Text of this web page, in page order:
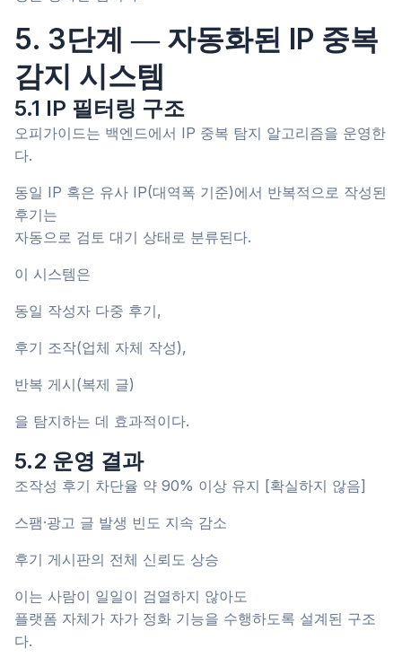
5. 3단계 ― 자동화된 IP 중복
감지 시스템
5.1 IP 필터링 구조
오피가이드는 백엔드에서 IP 중복 탐지 알고리즘을 운영한
다.
동일 IP 혹은 유사 IP(대역폭 기준)에서 반복적으로 작성된
후기는
자동으로 검토 대기 상태로 분류된다.
이 시스템은
동일 작성자 다중 후기,
후기 조작(업체 자체 작성),
반복 게시(복제 글)
을 탐지하는 데 효과적이다.
5.2 운영 결과
조작성 후기 차단율 약 90% 이상 유지 [확실하지 않음]
스팸·광고 글 발생 빈도 지속 감소
후기 게시판의 전체 신뢰도 상승
이는 사람이 일일이 검열하지 않아도
플랫폼 자체가 자가 정화 기능을 수행하도록 설계된 구조
다.